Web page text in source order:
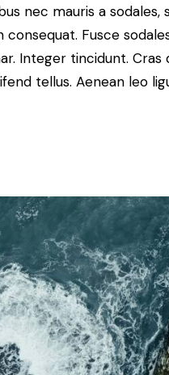
nec mauris a
consequat. Fusce
Integer tincidunt. Cras
tellus. Aenean leo